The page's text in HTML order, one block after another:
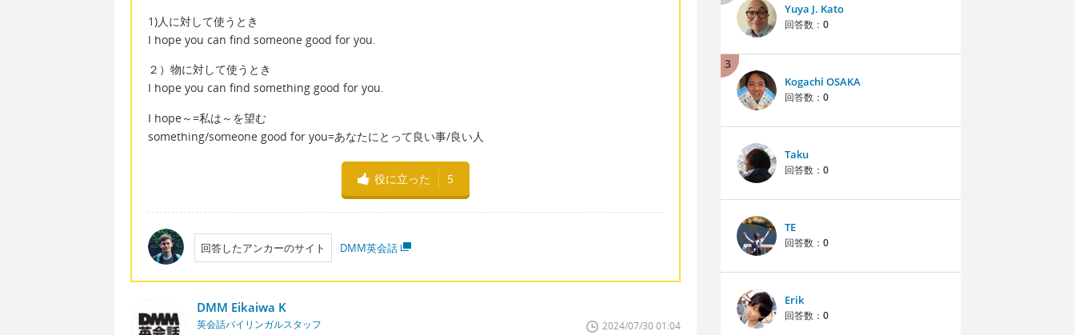
1)人に対して使うとき
I hope you can find someone good for you.
２）物に対して使うとき
I hope you can find something good for you.
I hope～=私は～を望む
something/someone good for you=あなたにとって良い事/良い人
役に立った 5
回答したアンカーのサイト DMM英会話
DMM Eikaiwa K
英会話バイリンガルスタッフ 2024/07/30 01:04
Yuya J. Kato
回答数： 0
3
Kogachi OSAKA
回答数： 0
Taku
回答数： 0
TE
回答数： 0
Erik
回答数： 0